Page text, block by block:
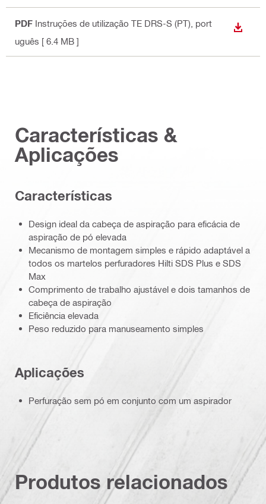
PDF Instruções de utilização TE DRS-S (PT) , port
uguês [ 6.4 MB ]
Características &
Aplicações
Características
Design ideal da cabeça de aspiração para eficácia de
aspiração de pó elevada
Mecanismo de montagem simples e rápido adaptável a
todos os martelos perfuradores Hilti SDS Plus e SDS
Max
Comprimento de trabalho ajustável e dois tamanhos de
cabeça de aspiração
Eficiência elevada
Peso reduzido para manuseamento simples
Aplicações
Perfuração sem pó em conjunto com um aspirador
Produtos relacionados